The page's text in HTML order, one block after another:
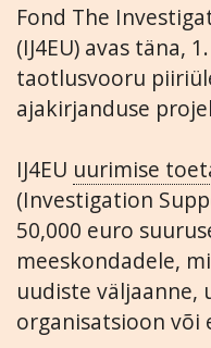
Fond The
(IJ4EU) avas täna,
taotlusvooru
ajakirjanduse
IJ4EU uurimise
(Investigation
50,000 euro
meeskondadele,
uudiste väljaanne,
organisatsioon või